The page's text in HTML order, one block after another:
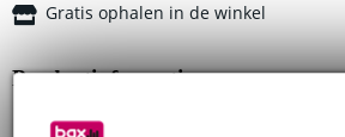
Gratis ophalen in de winkel
Productinformatie
Rode VideoMic Me-L